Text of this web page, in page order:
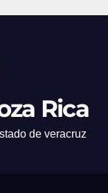
Rica
de veracruz